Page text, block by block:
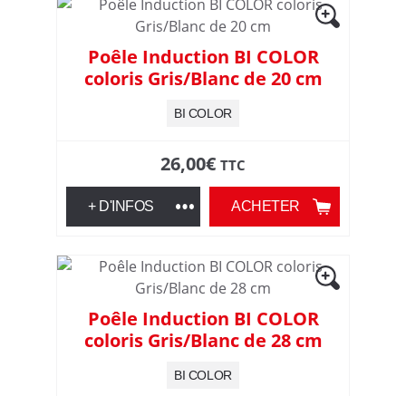
Poêle Induction BI COLOR
coloris Gris/Blanc de 20 cm
BI COLOR
26,00€ TTC
ACHETER
+ D'INFOS
Poêle Induction BI COLOR
coloris Gris/Blanc de 28 cm
BI COLOR